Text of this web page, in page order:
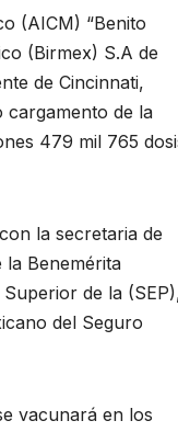
(AICM) “Benito
(Birmex) S.A de
de Cincinnati,
cargamento de la
479 mil 765
la secretaria de
la Benemérita
de la
del Seguro
vacunará en los